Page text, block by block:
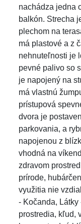
nachádza jedna
balkón. Strecha
plechom na
má plastové a z
nehnuteľnosti je
pevné palivo so
je napojený na
má vlastnú
prístupová
dvora je
parkovania, a
napojenou z
vhodná na
zdravom
prírode,
využitia nie
- Kočanda,
prostredia, kľud,